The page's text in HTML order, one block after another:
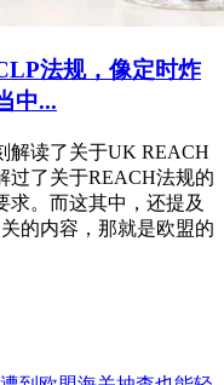
法规，像定时炸
中...
解读了关于UK REACH
过了关于REACH法规的
求。而这其中，还提及
的内容，那就是欧盟的